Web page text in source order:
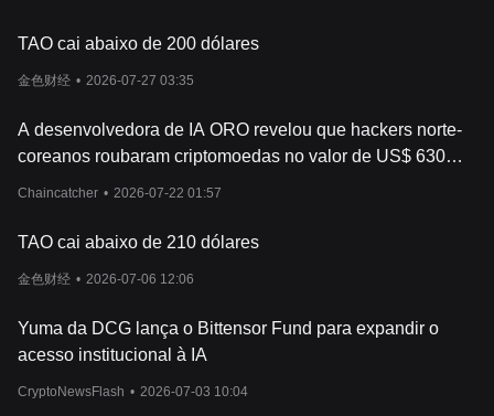
Lembre-se sempre: Faça seu dever de casa e entenda a
TAO cai abaixo de 200 dólares
金色财经 • 2026-07-27 03:35
A desenvolvedora de IA ORO revelou que hackers norte-
coreanos roubaram criptomoedas no valor de US$ 630
Chaincatcher • 2026-07-22 01:57
TAO cai abaixo de 210 dólares
金色财经 • 2026-07-06 12:06
Yuma da DCG lança o Bittensor Fund para expandir o
acesso institucional à IA
CryptoNewsFlash • 2026-07-03 10:04